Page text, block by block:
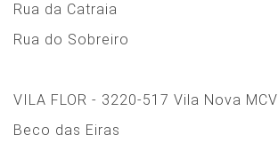
Rua da Catraia
Rua do Sobreiro
VILA FLOR - 3220-517 Vila Nova MCV
Beco das Eiras